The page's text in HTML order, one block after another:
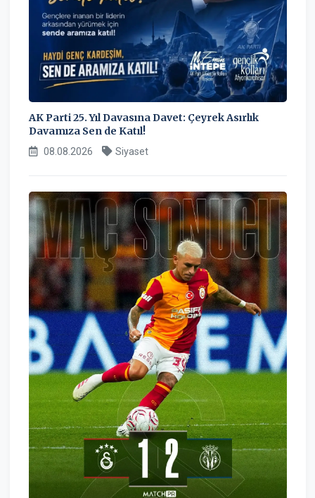
AK Parti 25. Yıl Davasına Davet: Çeyrek Asırlık
Davamıza Sen de Katıl!
08.08.2026 Siyaset